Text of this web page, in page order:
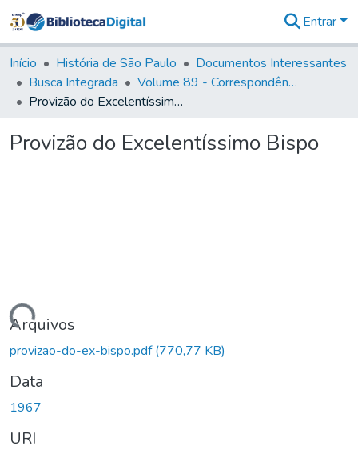
&
Coleções
Tudo na
Biblioteca
Estatísticas
Entrar
Início História de São Paulo
Documentos Interessantes
Busca Integrada
Volume 89 - Correspondência do então Governador e Capitão General de São Paulo, Antonio Manoel de Mello Castro (1797-1802)
Provizão do Excelentíssimo Bispo
Provizão do Excelentíssimo Bispo
Arquivos
provizao-do-ex-bispo.pdf(770,77 KB)
Data
1967
URI